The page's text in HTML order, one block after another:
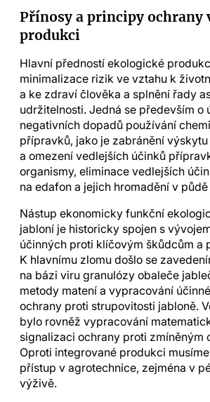
Přínosy a principy ochrany
produkci
Hlavní předností ekologické
minimalizace rizik ve vztahu k
a ke zdraví člověka a splnění řady
udržitelnosti. Jedná se především o
negativních dopadů používání
přípravků, jako je zabránění
a omezení vedlejších účinků
organismy, eliminace vedlejších
na edafon a jejich hromadění v
Nástup ekonomicky funkční
jabloní je historicky spojen s
účinných proti klíčovým škůdcům a
K hlavnímu zlomu došlo se
na bázi viru granulózy obaleče
metody matení a vypracování
ochrany proti strupovitosti jabloně.
bylo rovněž vypracování
signalizaci ochrany proti zmíněným
Oproti integrované produkci
přístup v agrotechnice, zejména v
výživě.